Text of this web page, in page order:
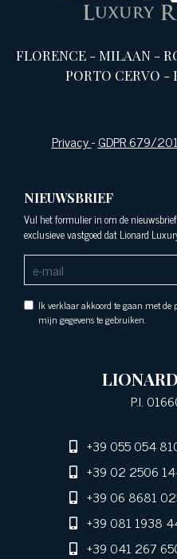
FLORENCE-MILAAN-
PORTO CERVO -
Privacy-GDPR 679/
NIEUWSBRIEF
Vul het formulier in om de
exclusieve vastgoed dat Lionard
Ik verklaar akkoord te gaan met de
mijn gegevens te gebruiken.
P.I.
+39 055 054
+39 02 2506
+39 06 8681
+39 081 1938
+39 041 267